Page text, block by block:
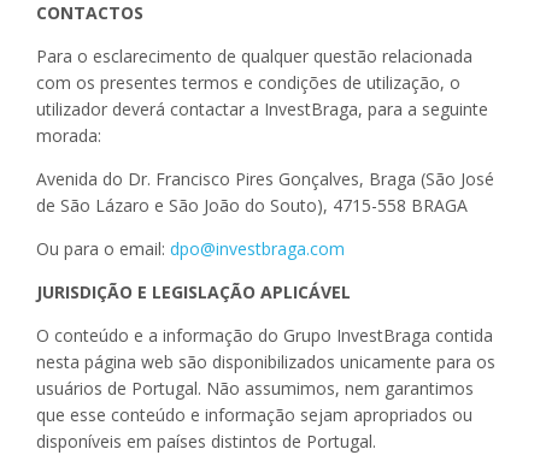
CONTACTOS
Para o esclarecimento de qualquer questão relacionada
com os presentes termos e condições de utilização, o
utilizador deverá contactar a InvestBraga, para a seguinte
morada:
Avenida do Dr. Francisco Pires Gonçalves, Braga (São José
de São Lázaro e São João do Souto), 4715-558 BRAGA
Ou para o email: dpo@investbraga.com
JURISDIÇÃO E LEGISLAÇÃO APLICÁVEL
O conteúdo e a informação do Grupo InvestBraga contida
nesta página web são disponibilizados unicamente para os
usuários de Portugal. Não assumimos, nem garantimos
que esse conteúdo e informação sejam apropriados ou
disponíveis em países distintos de Portugal.